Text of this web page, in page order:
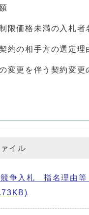
限価格未満の入札者
約の相手方の選定理
変更を伴う契約変更
イル
争入札 指名理由等